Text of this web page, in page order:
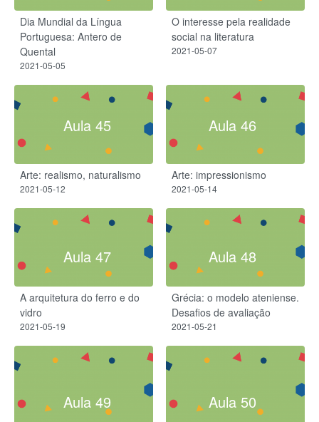
Dia Mundial da Língua
Portuguesa: Antero de
Quental
2021-05-05
O interesse pela realidade
social na literatura
2021-05-07
Aula 45
Arte: realismo, naturalismo
2021-05-12
Aula 46
Arte: impressionismo
2021-05-14
Aula 47
A arquitetura do ferro e do
vidro
2021-05-19
Aula 48
Grécia: o modelo ateniense.
Desafios de avaliação
2021-05-21
Aula 49 Aula 50